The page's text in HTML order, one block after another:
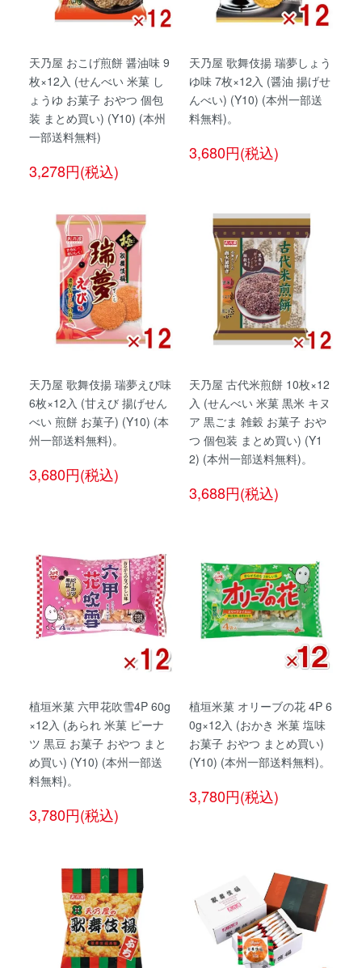
天乃屋 おこげ煎餅 醤油味 9
枚×12入 (せんべい 米菓 し
ょうゆ お菓子 おやつ 個包
装 まとめ買い) (Y10) (本州
一部送料無料)
3,278円(税込)
天乃屋 歌舞伎揚 瑞夢しょう
ゆ味 7枚×12入 (醤油 揚げせ
んべい) (Y10) (本州一部送
料無料)。
3,680円(税込)
天乃屋 歌舞伎揚 瑞夢えび味
6枚×12入 (甘えび 揚げせん
べい 煎餅 お菓子) (Y10) (本
州一部送料無料)。
3,680円(税込)
天乃屋 古代米煎餅 10枚×12
入 (せんべい 米菓 黒米 キヌ
ア 黒ごま 雑穀 お菓子 おや
つ 個包装 まとめ買い) (Y1
2) (本州一部送料無料)。
3,688円(税込)
植垣米菓 六甲花吹雪4P 60g
×12入 (あられ 米菓 ピーナ
ツ 黒豆 お菓子 おやつ まと
め買い) (Y10) (本州一部送
料無料)。
3,780円(税込)
植垣米菓 オリーブの花 4P 6
0g×12入 (おかき 米菓 塩味
お菓子 おやつ まとめ買い)
(Y10) (本州一部送料無料)。
3,780円(税込)